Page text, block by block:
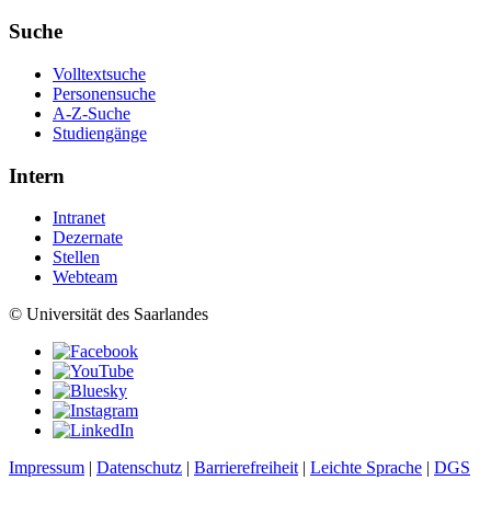
Suche
Volltextsuche
Personensuche
A-Z-Suche
Studiengänge
Intern
Intranet
Dezernate
Stellen
Webteam
© Universität des Saarlandes
Impressum | Datenschutz | Barrierefreiheit | Leichte Sprache | DGS